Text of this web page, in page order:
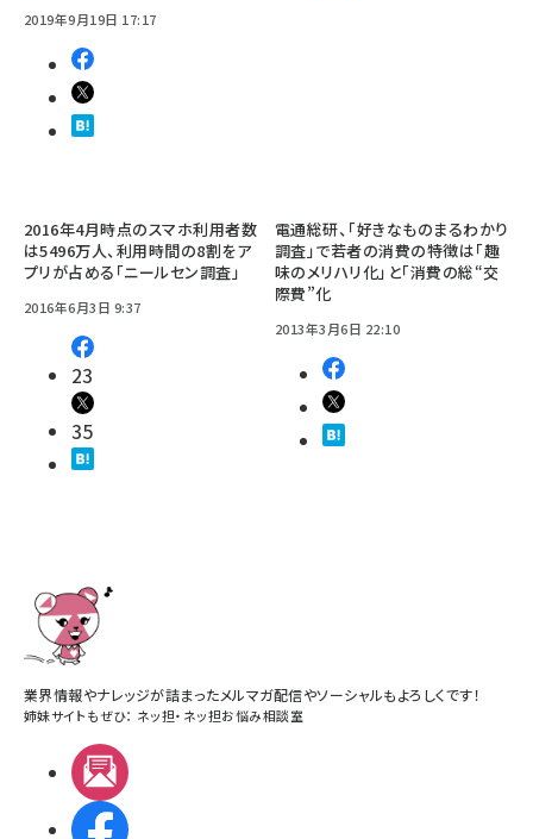
2019年9月19日 17:17
2016年4月時点のスマホ利用者数
は5496万人、利用時間の8割をア
プリが占める「ニールセン調査」
2016年6月3日 9:37
23
35
電通総研、「好きなものまるわかり
調査」で若者の消費の特徴は「趣
味のメリハリ化」と「消費の総“交
際費”化
2013年3月6日 22:10
業界情報やナレッジが詰まったメルマガ配信やソーシャルもよろしくです！
姉妹サイトもぜひ： ネッ担・ ネッ担お悩み相談室